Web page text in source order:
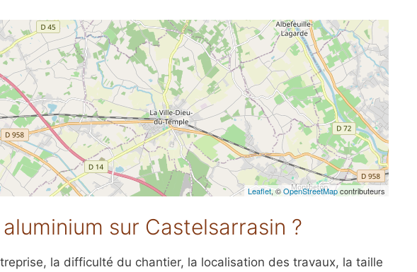
Leaflet, ©OpenStreetMapcontributeurs
sur Castelsarrasin ?
la difficulté du chantier, la localisation des travaux, la taille